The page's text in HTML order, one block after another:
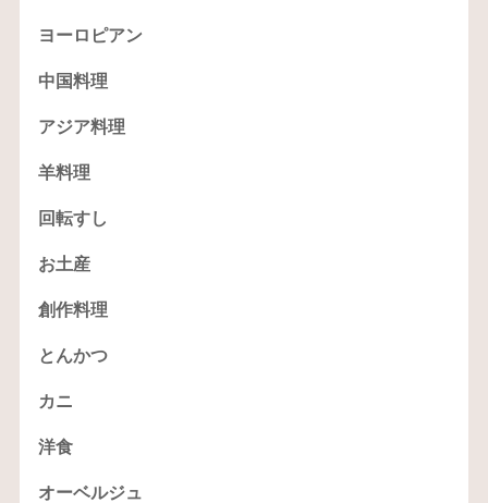
ヨーロピアン
中国料理
アジア料理
羊料理
回転すし
お土産
創作料理
とんかつ
カニ
洋食
オーベルジュ